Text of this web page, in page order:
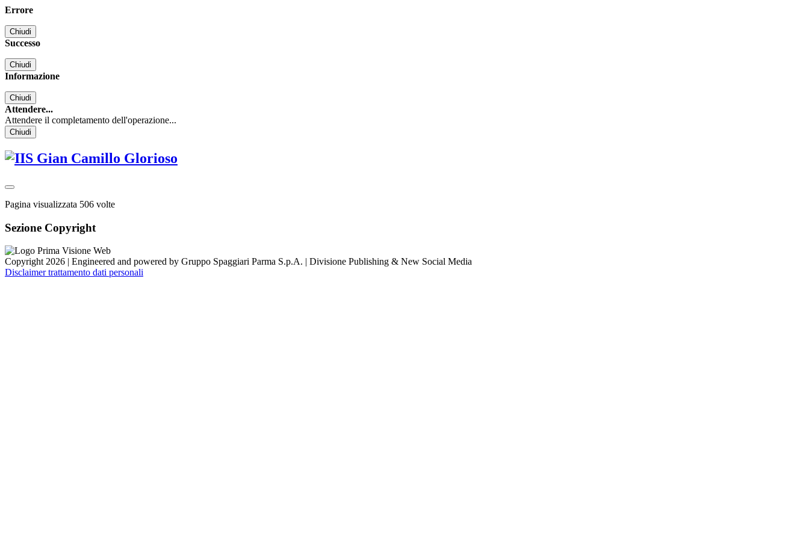
Errore
Chiudi
Successo
Chiudi
Informazione
Chiudi
Attendere...
Attendere il completamento dell'operazione...
Chiudi
Pagina visualizzata 506 volte
Sezione Copyright
Copyright 2026 | Engineered and powered by Gruppo Spaggiari Parma S.p.A. | Divisione Publishing & New Social Media
Disclaimer trattamento dati personali